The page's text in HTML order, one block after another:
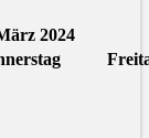
2024